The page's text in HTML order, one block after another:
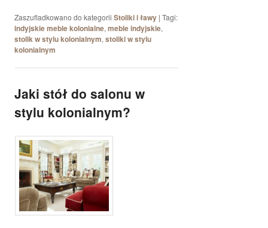
Zaszufladkowano do kategorii Stoliki i ławy |Tagi:
indyjskie meble kolonialne,meble indyjskie,
stolik w stylu kolonialnym,stoliki w stylu
kolonialnym
Jaki stół do salonu w
stylu kolonialnym?